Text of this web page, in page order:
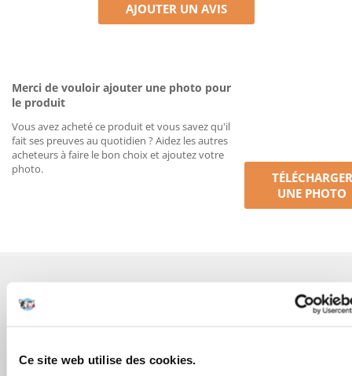
Ce site web utilise des cookies.
AJOUTER UN AVIS
Merci de vouloir ajouter une photo pour
le produit
Vous avez acheté ce produit et vous savez qu'il
fait ses preuves au quotidien ? Aidez les autres
acheteurs à faire le bon choix et ajoutez votre
photo.
TÉLÉCHARGER
UNE PHOTO